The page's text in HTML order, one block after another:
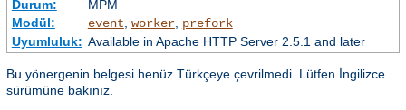
Durum:
MPM
Modül:
event, worker, prefork
Uyumluluk: Available in Apache HTTP Server 2.5.1 and later
Bu yönergenin belgesi henüz Türkçeye çevrilmedi. Lütfen İngilizce
sürümüne bakınız.